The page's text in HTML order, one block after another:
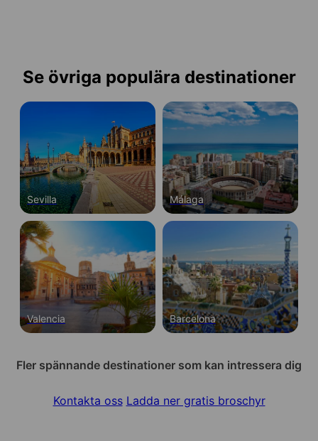
Se övriga populära destinationer
Sevilla Málaga
Valencia Barcelona
Fler spännande destinationer som kan intressera dig
Kontakta oss Ladda ner gratis broschyr